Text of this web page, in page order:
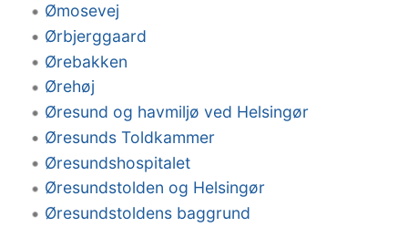
Ømosevej
Ørbjerggaard
Ørebakken
Ørehøj
Øresund og havmiljø ved Helsingør
Øresunds Toldkammer
Øresundshospitalet
Øresundstolden og Helsingør
Øresundstoldens baggrund